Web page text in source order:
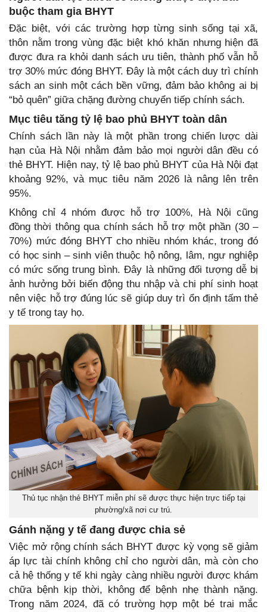
buộc tham gia BHYT
Đặc biệt, với các trường hợp từng sinh sống tại xã,
thôn nằm trong vùng đặc biệt khó khăn nhưng hiện đã
được đưa ra khỏi danh sách ưu tiên, thành phố vẫn hỗ
trợ 30% mức đóng BHYT. Đây là một cách duy trì chính
sách an sinh một cách bền vững, đảm bảo không ai bị
“bỏ quên” giữa chặng đường chuyển tiếp chính sách.
Mục tiêu tăng tỷ lệ bao phủ BHYT toàn dân
Chính sách lần này là một phần trong chiến lược dài
hạn của Hà Nội nhằm đảm bảo mọi người dân đều có
thẻ BHYT. Hiện nay, tỷ lệ bao phủ BHYT của Hà Nội đạt
khoảng 92%, và mục tiêu năm 2026 là nâng lên trên
95%.
Không chỉ 4 nhóm được hỗ trợ 100%, Hà Nội cũng
đồng thời thông qua chính sách hỗ trợ một phần (30 –
70%) mức đóng BHYT cho nhiều nhóm khác, trong đó
có học sinh – sinh viên thuộc hộ nông, lâm, ngư nghiệp
có mức sống trung bình. Đây là những đối tượng dễ bị
ảnh hưởng bởi biến động thu nhập và chi phí sinh hoạt
nên việc hỗ trợ đúng lúc sẽ giúp duy trì ổn định tấm thẻ
y tế trong tay họ.
Thủ tục nhận thẻ BHYT miễn phí sẽ được thực hiện trực tiếp tại
phường/xã nơi cư trú.
Gánh nặng y tế đang được chia sẻ
Việc mở rộng chính sách BHYT được kỳ vọng sẽ giảm
áp lực tài chính không chỉ cho người dân, mà còn cho
cả hệ thống y tế khi ngày càng nhiều người được khám
chữa bệnh kịp thời, không để bệnh nhẹ thành nặng.
Trong năm 2024, đã có trường hợp một bé trai mắc